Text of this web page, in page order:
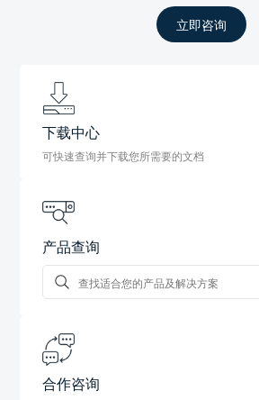
立即咨询
下载中心
可快速查询并下载您所需要的文档
产品查询
合作咨询